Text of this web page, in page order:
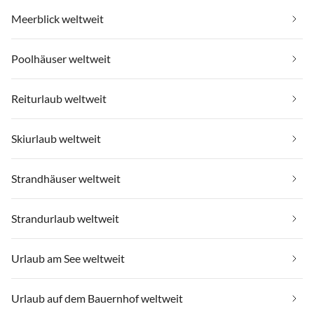
Meerblick weltweit
Poolhäuser weltweit
Reiturlaub weltweit
Skiurlaub weltweit
Strandhäuser weltweit
Strandurlaub weltweit
Urlaub am See weltweit
Urlaub auf dem Bauernhof weltweit